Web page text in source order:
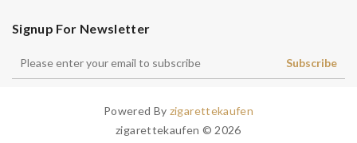
Signup For Newsletter
Subscribe
Powered By zigarettekaufen
zigarettekaufen © 2026